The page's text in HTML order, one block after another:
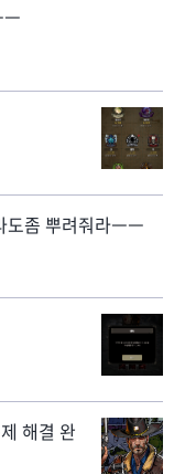
좀 뿌려줘라ㅡㅡ
해결 완